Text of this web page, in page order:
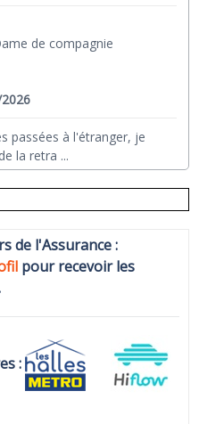
de compagnie
passées à l'étranger, je
la retra ...
de l'Assurance :
l pour recevoir les
: